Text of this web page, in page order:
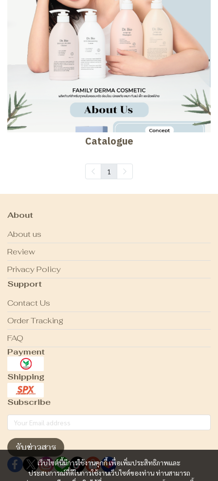
Catalogue
1
เว็บไซต์นี้มีการใช้งานคุกกี้ เพื่อเพิ่มประสิทธิภาพและ
ประสบการณ์ที่ดีในการใช้งานเว็บไซต์ของท่าน ท่านสามารถ
About
About us
Review
Privacy Policy
Support
Contact Us
Order Tracking
FAQ
Payment
Shipping
Subscribe
รับข่าวสาร